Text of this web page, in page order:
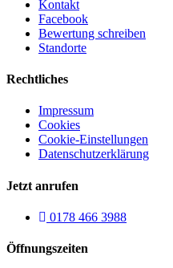
Kontakt
Facebook
Bewertung schreiben
Standorte
Rechtliches
Impressum
Cookies
Cookie-Einstellungen
Datenschutzerklärung
Jetzt anrufen
0178 466 3988
Öffnungszeiten